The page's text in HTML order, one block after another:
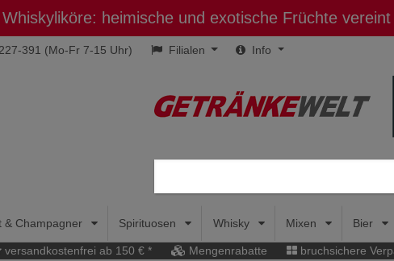
heimische und exotische Früchte
391 (Mo-Fr 7-15 Uhr) Filialen Info
& Champagner Spirituosen Whisky Mixen Bier
versandkostenfrei ab 150 € * Mengenrabatte bruchsichere